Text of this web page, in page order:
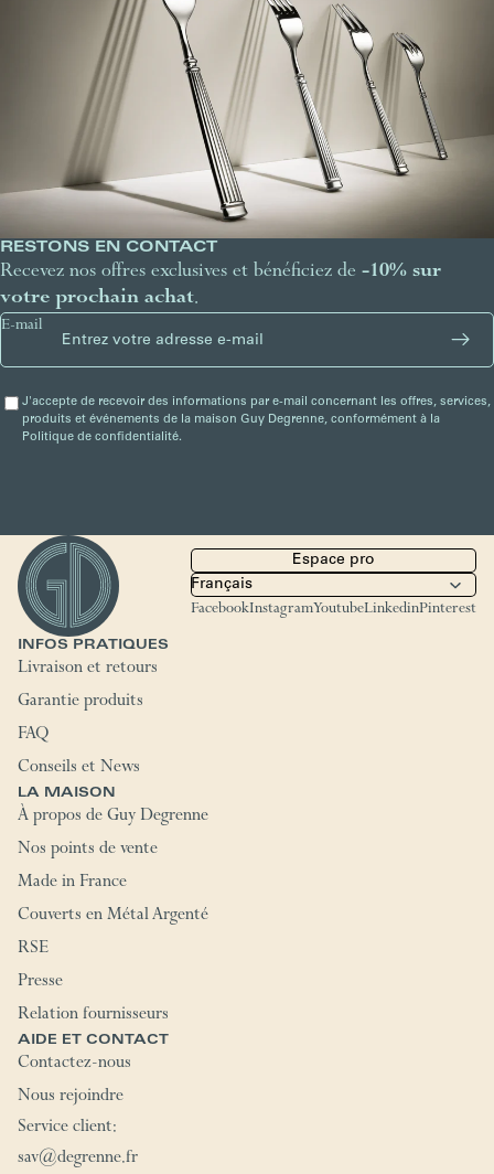
RESTONS EN CONTACT
Recevez nos offres exclusives et bénéficiez de -10% sur
votre prochain achat.
E-mail
J'accepte de recevoir des informations par e-mail concernant les offres, services,
produits et événements de la maison Guy Degrenne, conformément à la
Politique de confidentialité.
Espace pro
FacebookInstagramYoutubeLinkedinPinterest
INFOS PRATIQUES
Livraison et retours
Garantie produits
FAQ
Conseils et News
LA MAISON
À propos de Guy Degrenne
Nos points de vente
Made in France
Couverts en Métal Argenté
RSE
Presse
Relation fournisseurs
AIDE ET CONTACT
Contactez-nous
Nous rejoindre
Service client:
sav@degrenne.fr